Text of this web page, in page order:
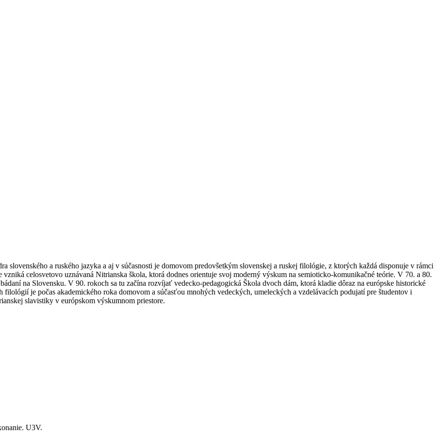
slovenského a ruského jazyka a aj v súčasnosti je domovom predovšetkým slovenskej a ruskej filológie, z ktorých každá disponuje v rámci
celosvetovo uznávaná Nitrianska škola, ktorá dodnes orientuje svoj moderný výskum na semioticko-komunikačné teórie. V 70. a 80.
na Slovensku. V 90. rokoch sa tu začína rozvíjať vedecko-pedagogická Škola dvoch dám, ktorá kladie dôraz na európske historické
je počas akademického roka domovom a súčasťou mnohých vedeckých, umeleckých a vzdelávacích podujatí pre študentov i
slavistiky v európskom výskumnom priestore.
U3V.